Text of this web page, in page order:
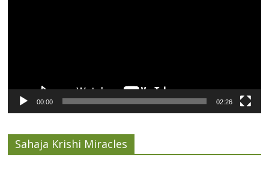
00:00 02:26
Sahaja Krishi Miracles